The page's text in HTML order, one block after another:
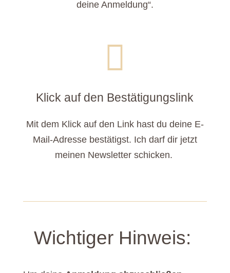
deine Anmeldung“.

Klick auf den Bestätigungslink
Mit dem Klick auf den Link hast du deine E-
Mail-Adresse bestätigst. Ich darf dir jetzt
meinen Newsletter schicken.
Wichtiger Hinweis: